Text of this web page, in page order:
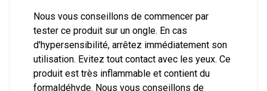
Nous vous conseillons de commencer par
tester ce produit sur un ongle. En cas
d'hypersensibilité, arrêtez immédiatement son
utilisation. Evitez tout contact avec les yeux. Ce
produit est très inflammable et contient du
formaldéhyde. Nous vous conseillons de